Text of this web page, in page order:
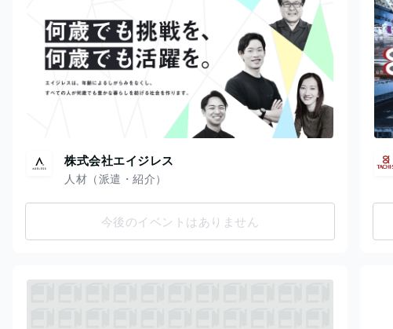
株式会社エイジレス
人材（派遣・紹介）
今後のイベントはありません